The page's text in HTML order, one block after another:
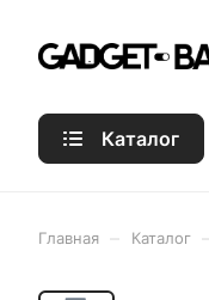
Каталог
Главная Каталог